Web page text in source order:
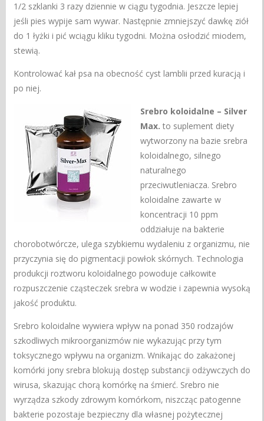
1/2 szklanki 3 razy dziennie w ciągu tygodnia. Jeszcze lepiej
jeśli pies wypije sam wywar. Następnie zmniejszyć dawkę ziół
do 1 łyżki i pić wciągu kliku tygodni. Można osłodzić miodem,
stewią.
Kontrolować kał psa na obecność cyst lamblii przed kuracją i
po niej.
Srebro koloidalne – Silver
Max. to suplement diety
wytworzony na bazie srebra
koloidalnego, silnego
naturalnego
przeciwutleniacza. Srebro
koloidalne zawarte w
koncentracji 10 ppm
oddziałuje na bakterie
chorobotwórcze, ulega szybkiemu wydaleniu z organizmu, nie
przyczynia się do pigmentacji powłok skórnych. Technologia
produkcji roztworu koloidalnego powoduje całkowite
rozpuszczenie cząsteczek srebra w wodzie i zapewnia wysoką
jakość produktu.
Srebro koloidalne wywiera wpływ na ponad 350 rodzajów
szkodliwych mikroorganizmów nie wykazując przy tym
toksycznego wpływu na organizm. Wnikając do zakażonej
komórki jony srebra blokują dostęp substancji odżywczych do
wirusa, skazując chorą komórkę na śmierć. Srebro nie
wyrządza szkody zdrowym komórkom, niszcząc patogenne
bakterie pozostaje bezpieczny dla własnej pożytecznej